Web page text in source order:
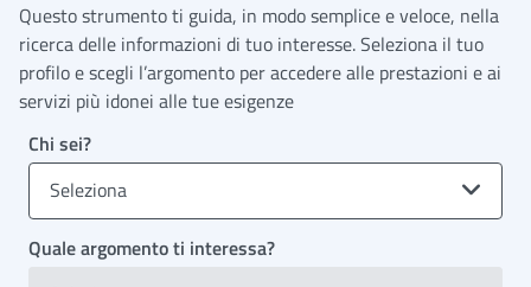
Questo strumento ti guida, in modo semplice e veloce, nella
ricerca delle informazioni di tuo interesse. Seleziona il tuo
profilo e scegli l’argomento per accedere alle prestazioni e ai
servizi più idonei alle tue esigenze
Chi sei?
Seleziona
Quale argomento ti interessa?